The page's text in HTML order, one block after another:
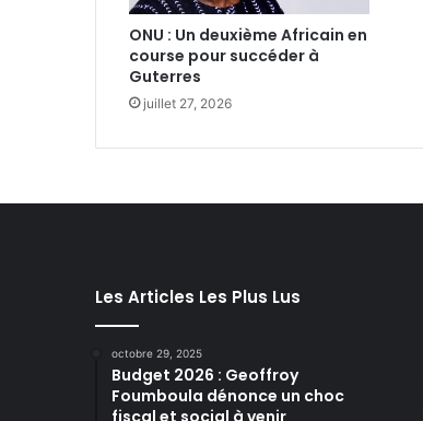
ONU : Un deuxième Africain en
course pour succéder à
Guterres
juillet 27, 2026
Les Articles Les Plus Lus
octobre 29, 2025
Budget 2026 : Geoffroy
Foumboula dénonce un choc
fiscal et social à venir